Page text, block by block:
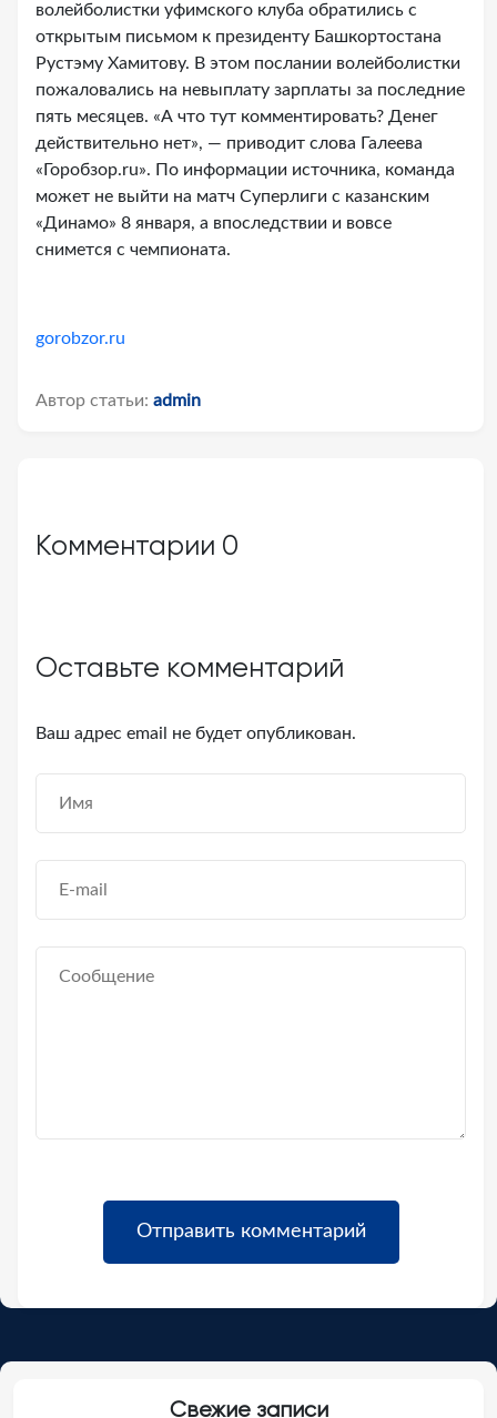
волейболистки уфимского клуба обратились с
открытым письмом к президенту Башкортостана
Рустэму Хамитову. В этом послании волейболистки
пожаловались на невыплату зарплаты за последние
пять месяцев. «А что тут комментировать? Денег
действительно нет», — приводит слова Галеева
«Горобзор.ru». По информации источника, команда
может не выйти на матч Суперлиги с казанским
«Динамо» 8 января, а впоследствии и вовсе
снимется с чемпионата.
gorobzor.ru
Автор статьи: admin
Комментарии 0
Оставьте комментарий
Ваш адрес email не будет опубликован.
Свежие записи